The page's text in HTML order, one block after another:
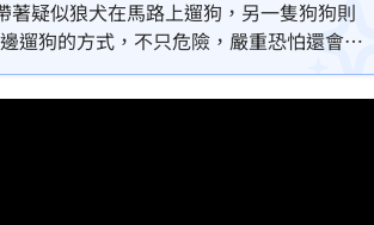
疑似狼犬在馬路上遛狗，另一隻狗狗則
遛狗的方式，不只危險，嚴重恐怕還會吃